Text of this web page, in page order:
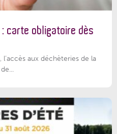
carte obligatoire dès
aux déchèteries de la